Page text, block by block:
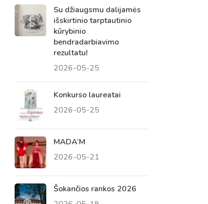
Su džiaugsmu dalijamės
išskirtinio tarptautinio
kūrybinio
bendradarbiavimo
rezultatu!
2026-05-25
Konkurso laureatai
2026-05-25
MADA’M
2026-05-21
Šokančios rankos 2026
Virtualus asistentas
Sveiki! Taip, aš esu virtualus. Tačiau
dirbtinis intelektas suteikia man galimybę
ne tik analizuoti Jūsų klausimą, bet dar
tobulai atsimenu visą šioje svetainėje